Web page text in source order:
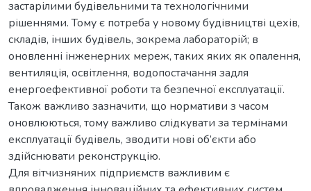
застарілими будівельними та технологічними
рішеннями. Тому є потреба у новому будівництві цехів,
складів, інших будівель, зокрема лабораторій; в
оновленні інженерних мереж, таких яких як опалення,
вентиляція, освітлення, водопостачання задля
енергоефективної роботи та безпечної експлуатації.
Також важливо зазначити, що нормативи з часом
оновлюються, тому важливо слідкувати за термінами
експлуатації будівель, зводити нові об’єкти або
здійснювати реконструкцію.
Для вітчизняних підприємств важливим є